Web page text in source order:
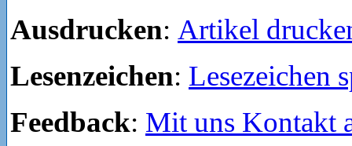
Ausdrucken: Artikel
Lesenzeichen: Lesezeichen
Feedback: Mit uns Kontakt